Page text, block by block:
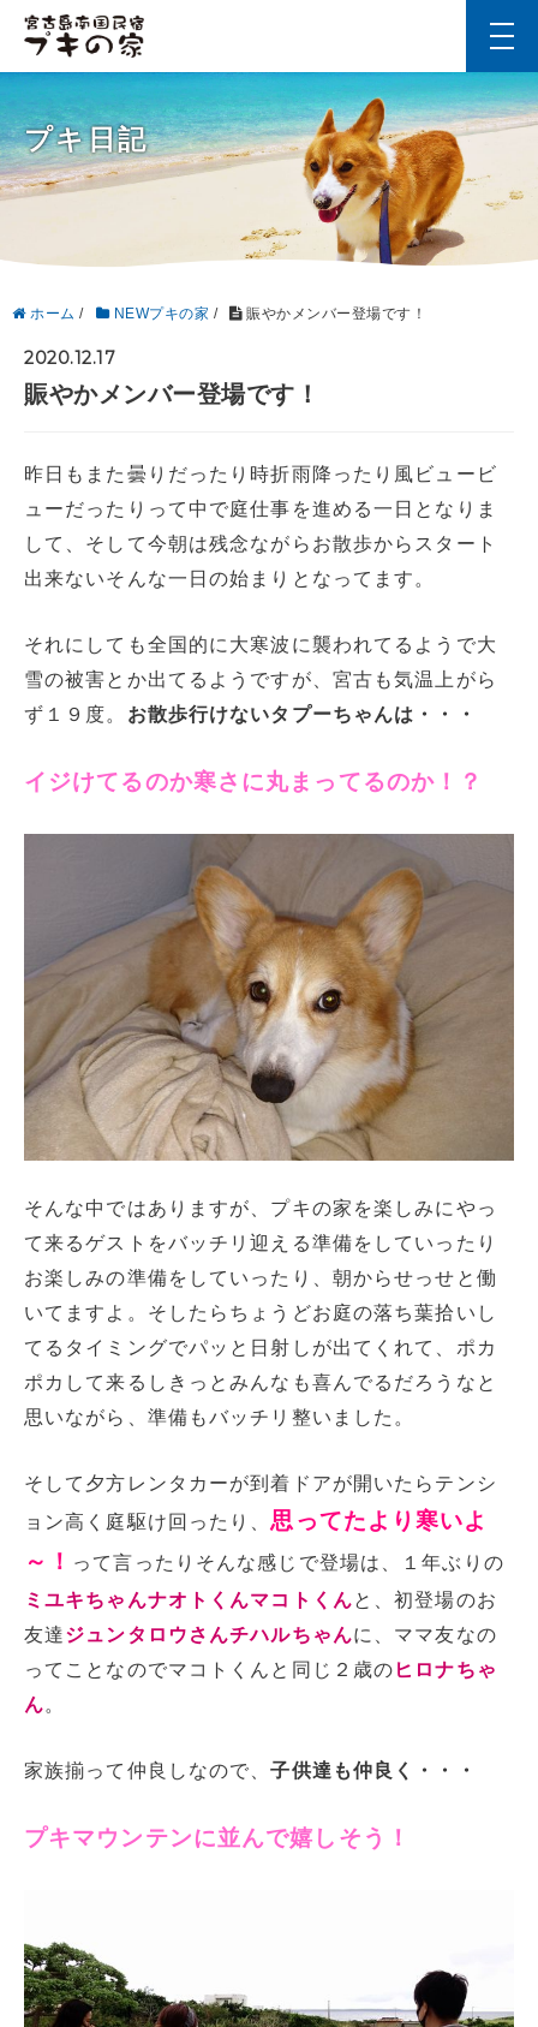
プキ日記
ホーム / NEWプキの家 / 賑やかメンバー登場です！
2020.12.17
賑やかメンバー登場です！
昨日もまた曇りだったり時折雨降ったり風ビュービ
ューだったりって中で庭仕事を進める一日となりま
して、そして今朝は残念ながらお散歩からスタート
出来ないそんな一日の始まりとなってます。
それにしても全国的に大寒波に襲われてるようで大
雪の被害とか出てるようですが、宮古も気温上がら
ず１９度。 お散歩行けないタプーちゃんは・・・
イジけてるのか寒さに丸まってるのか！？
そんな中ではありますが、プキの家を楽しみにやっ
て来るゲストをバッチリ迎える準備をしていったり
お楽しみの準備をしていったり、朝からせっせと働
いてますよ。そしたらちょうどお庭の落ち葉拾いし
てるタイミングでパッと日射しが出てくれて、ポカ
ポカして来るしきっとみんなも喜んでるだろうなと
思いながら、準備もバッチリ整いました。
そして夕方レンタカーが到着ドアが開いたらテンシ
ョン高く庭駆け回ったり、思ってたより寒いよ
～！ って言ったりそんな感じで登場は、１年ぶりの
ミユキちゃんナオトくんマコトくんと、初登場のお
友達ジュンタロウさんチハルちゃんに、ママ友なの
ってことなのでマコトくんと同じ２歳の ヒロナちゃ
ん。
家族揃って仲良しなので、子供達も仲良く・・・
プキマウンテンに並んで嬉しそう！
t
o
g
g
l
v
a